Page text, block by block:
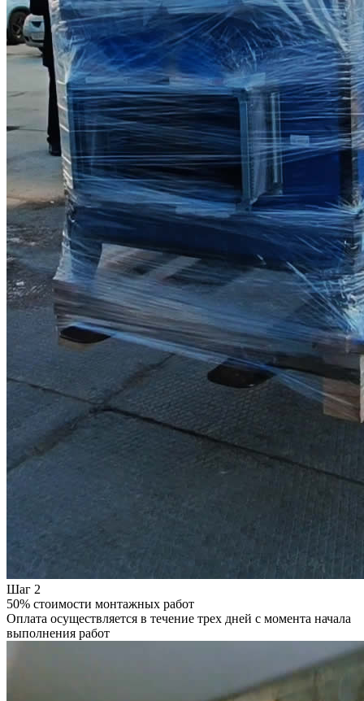
Шаг 2
50% стоимости монтажных работ
Оплата осуществляется в течение трех дней с момента начала
выполнения работ